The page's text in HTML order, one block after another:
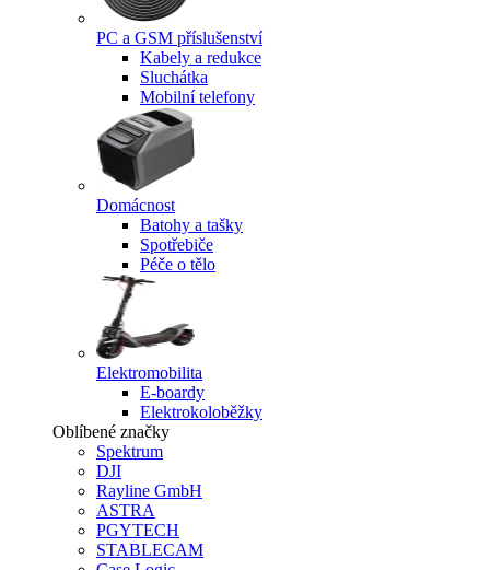
PC a GSM příslušenství
Kabely a redukce
Sluchátka
Mobilní telefony
Domácnost
Batohy a tašky
Spotřebiče
Péče o tělo
Elektromobilita
E-boardy
Elektrokoloběžky
Oblíbené značky
Spektrum
DJI
Rayline GmbH
ASTRA
PGYTECH
STABLECAM